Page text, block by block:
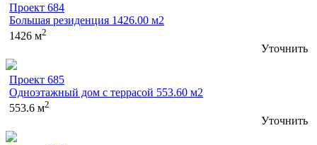
Проект 684
Большая резиденция 1426.00 м2
1426 м2
Уточнить
Проект 685
Одноэтажный дом с террасой 553.60 м2
553.6 м2
Уточнить